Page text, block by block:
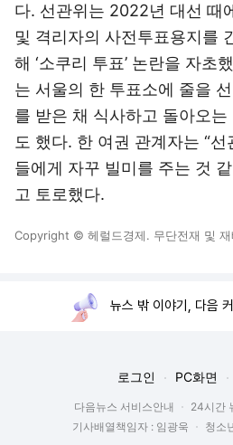
다. 선관위는 2022년 대선 때
및 격리자의 사전투표용지를
해 ‘소쿠리 투표’ 논란을 자초
는 서울의 한 투표소에 줄을
를 받은 채 식사하고 돌아오
도 했다. 한 여권 관계자는 “
들에게 자꾸 빌미를 주는 것
고 토로했다.
Copyright © 헤럴드경제. 무단전재 및 재
뉴스 밖 이야기, 다음
로그인 PC화면
다음뉴스 서비스안내 24시간
기사배열책임자 : 임광욱
청소